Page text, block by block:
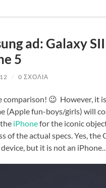
ad: Galaxy
5
/ 0 ΣΧΌΛΙΑ
comparison! 😉 However, it
(Apple fun-boys/girls) will
iPhonefor the iconic
of the actual specs. Yes, the
but it is not an